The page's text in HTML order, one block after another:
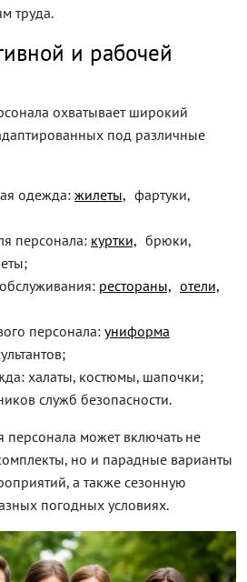
труда.
и рабочей
охватывает широкий
под различные
одежда: жилеты, фартуки,
персонала: куртки, брюки,
рестораны, отели,
персонала: униформа
халаты, костюмы, шапочки;
служб безопасности.
может включать не
но и парадные варианты
а также сезонную
погодных условиях.